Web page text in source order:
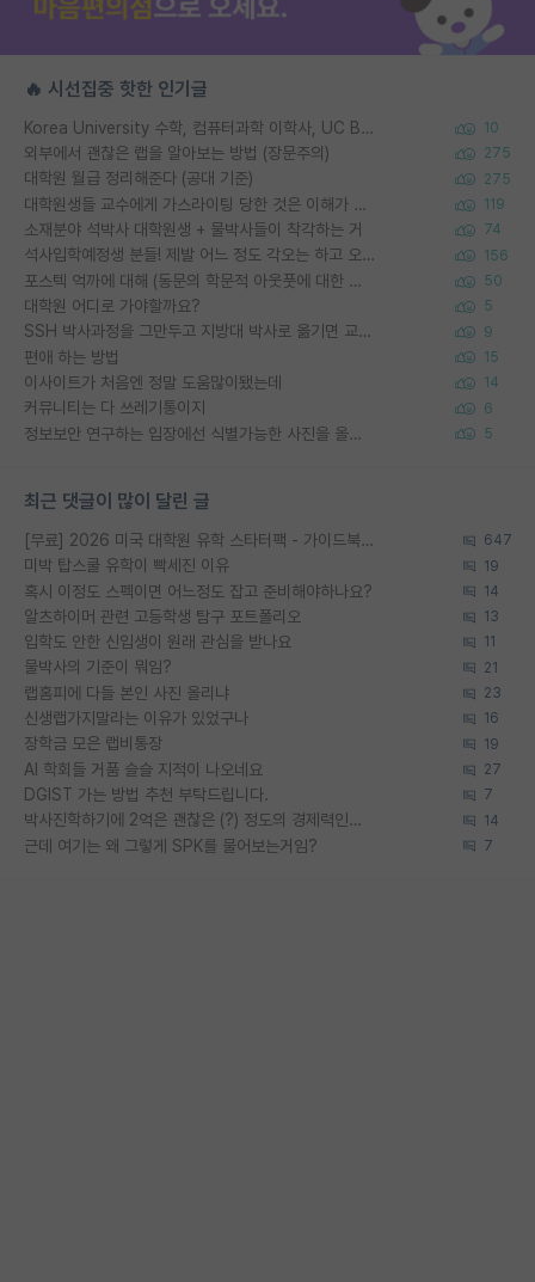
🔥 시선집중 핫한 인기글
Korea University 수학, 컴퓨터과학 이학사, UC Berkeley 산업공학 대학원 공학박사가 되는 것은 쉽지 않겠죠? 10
외부에서 괜찮은 랩을 알아보는 방법 (장문주의) 275
대학원 월급 정리해준다 (공대 기준) 275
대학원생들 교수에게 가스라이팅 당한 것은 이해가 갑니다. 안타깝네요. 119
소재분야 석박사 대학원생 + 물박사들이 착각하는 거 74
석사입학예정생 분들! 제발 어느 정도 각오는 하고 오세요. 156
포스텍 억까에 대해 (동문의 학문적 아웃풋에 대한 반박) 50
대학원 어디로 가야할까요? 5
SSH 박사과정을 그만두고 지방대 박사로 옮기면 교수의 꿈은 끝일까요? 9
편애 하는 방법 15
이사이트가 처음엔 정말 도움많이됐는데 14
커뮤니티는 다 쓰레기통이지 6
정보보안 연구하는 입장에선 식별가능한 사진을 올리는건 비추이긴함 5
최근 댓글이 많이 달린 글
[무료] 2026 미국 대학원 유학 스타터팩 - 가이드북 & 합격자 컨택메일 템플릿 647
미박 탑스쿨 유학이 빡세진 이유 19
혹시 이정도 스펙이면 어느정도 잡고 준비해야하나요? 14
알츠하이머 관련 고등학생 탐구 포트폴리오 13
입학도 안한 신입생이 원래 관심을 받나요 11
물박사의 기준이 뭐임? 21
랩홈피에 다들 본인 사진 올리냐 23
신생랩가지말라는 이유가 있었구나 16
장학금 모은 랩비통장 19
AI 학회들 거품 슬슬 지적이 나오네요 27
DGIST 가는 방법 추천 부탁드립니다. 7
박사진학하기에 2억은 괜찮은 (?) 정도의 경제력인가요 14
근데 여기는 왜 그렇게 SPK를 물어보는거임? 7